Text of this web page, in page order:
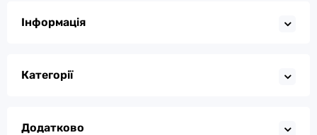
Інформація
Категорії
Додатково